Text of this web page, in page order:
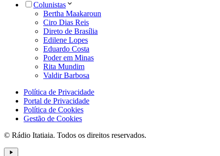
Colunistas
Bertha Maakaroun
Ciro Dias Reis
Direto de Brasília
Edilene Lopes
Eduardo Costa
Poder em Minas
Rita Mundim
Valdir Barbosa
Política de Privacidade
Portal de Privacidade
Política de Cookies
Gestão de Cookies
© Rádio Itatiaia. Todos os direitos reservados.